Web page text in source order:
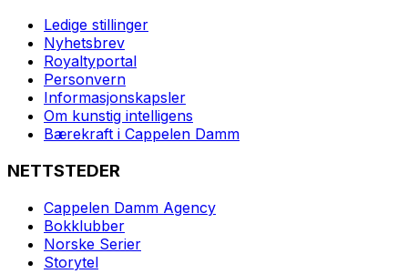
Ledige stillinger
Nyhetsbrev
Royaltyportal
Personvern
Informasjonskapsler
Om kunstig intelligens
Bærekraft i Cappelen Damm
NETTSTEDER
Cappelen Damm Agency
Bokklubber
Norske Serier
Storytel